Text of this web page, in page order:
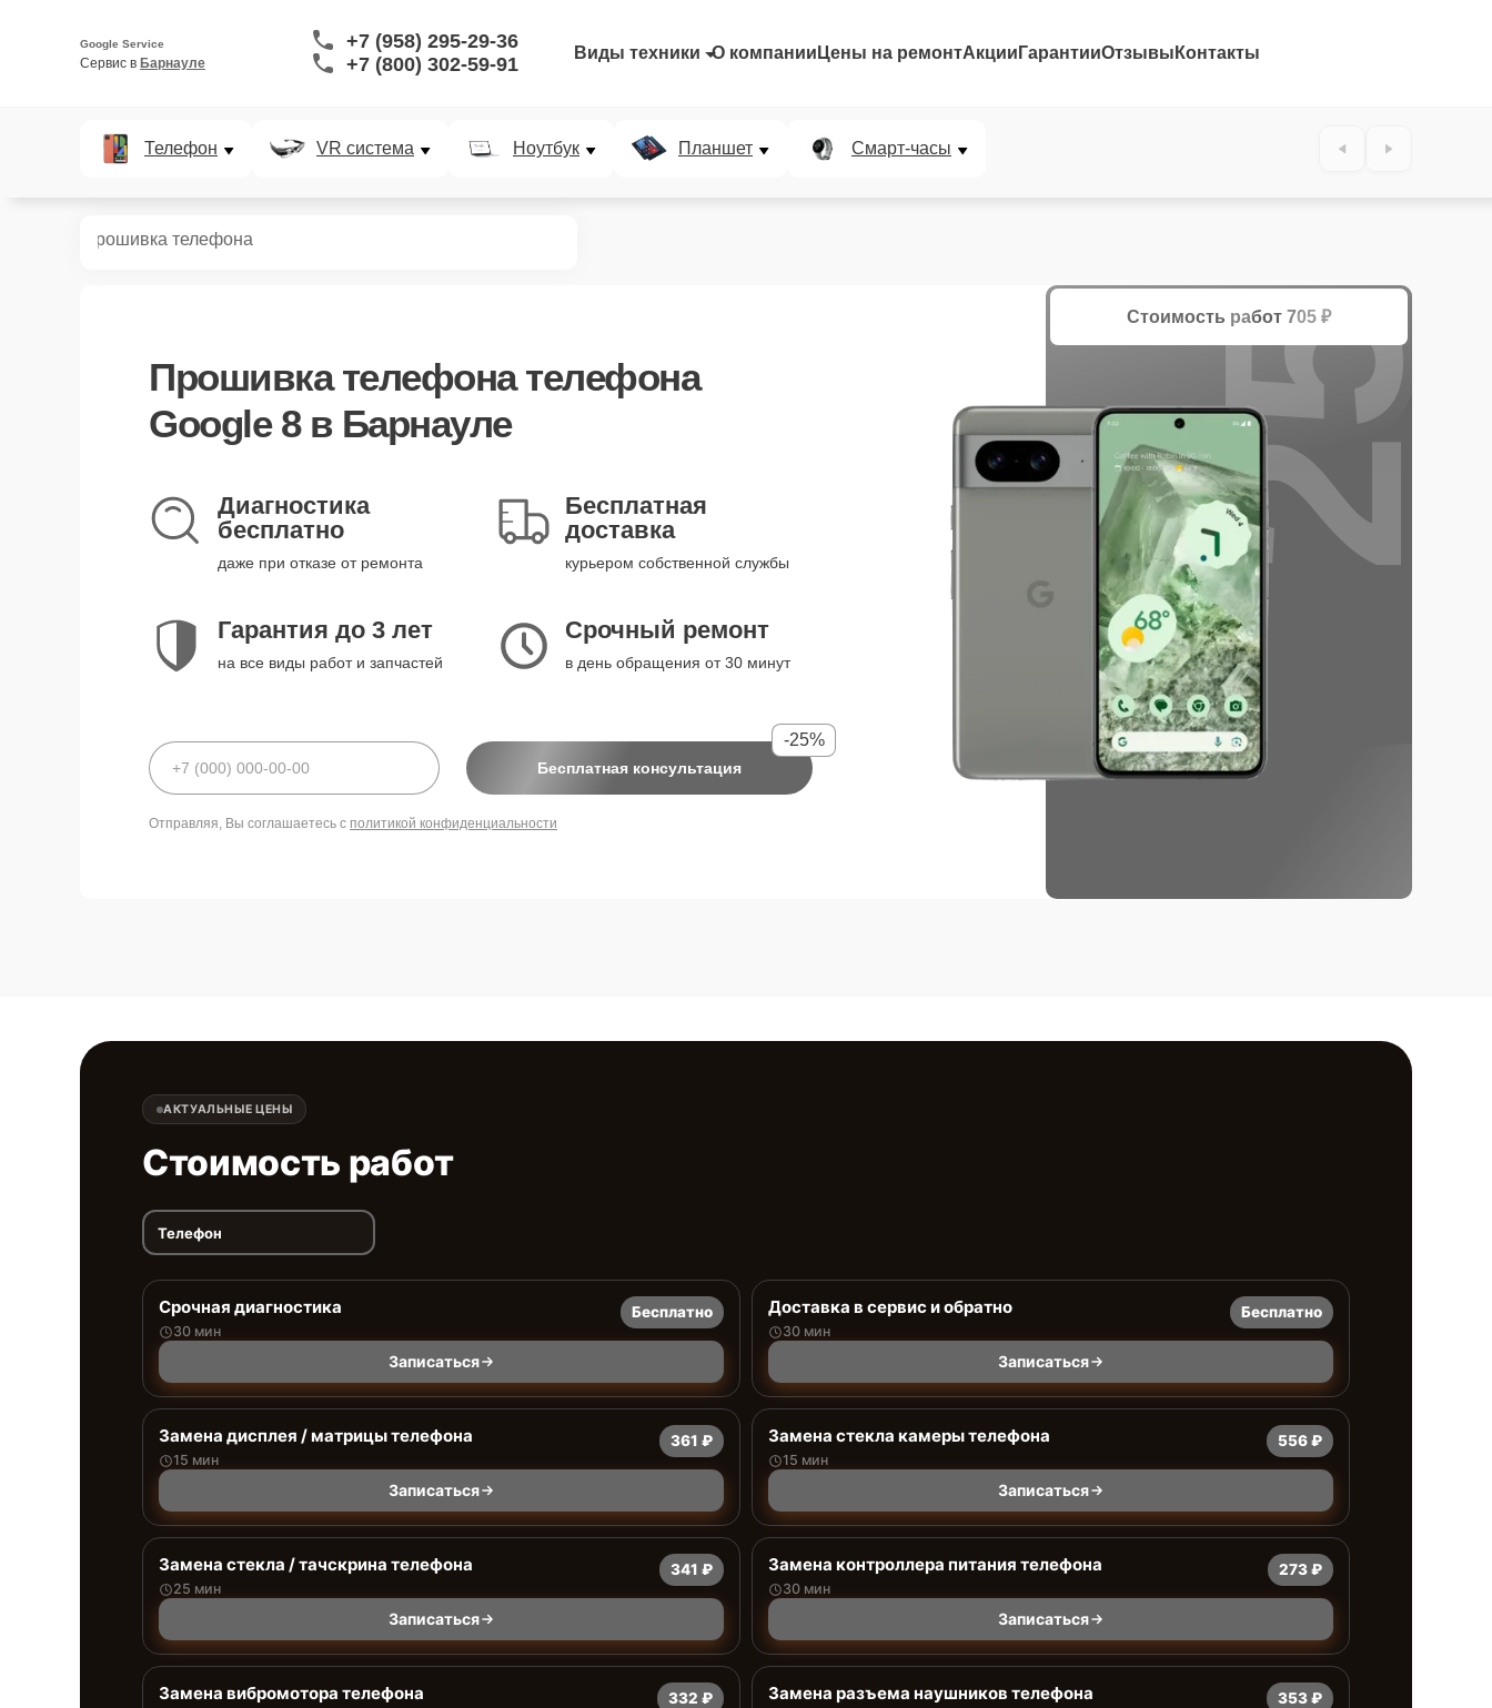
Google Service
Сервис в Барнауле
+7 (958) 295-29-36
+7 (800) 302-59-91
Виды техники О компании Цены на ремонтАкции ГарантииОтзывы Контакты
Телефон VR система Ноутбук Планшет Смарт-часы
Прошивка телефона
Прошивка телефона телефона
Google 8 в Барнауле
Диагностика
бесплатно
даже при отказе от ремонта
Бесплатная
доставка
курьером собственной службы
Гарантия до 3 лет
на все виды работ и запчастей
Срочный ремонт
в день обращения от 30 минут
Бесплатная консультация
-25%
Отправляя, Вы соглашаетесь с политикой конфиденциальности
Стоимость работ 705 ₽
25%
АКТУАЛЬНЫЕ ЦЕНЫ
Стоимость работ
Телефон
Срочная диагностика
30 мин
Бесплатно
Записаться
Доставка в сервис и обратно
30 мин
Бесплатно
Записаться
Замена дисплея / матрицы телефона
15 мин
361 ₽
Записаться
Замена стекла камеры телефона
15 мин
556 ₽
Записаться
Замена стекла / тачскрина телефона
25 мин
341 ₽
Записаться
Замена контроллера питания телефона
30 мин
273 ₽
Записаться
Замена вибромотора телефона 332 ₽ Замена разъема наушников телефона 353 ₽